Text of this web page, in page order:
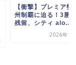
【衝撃】プレミア勢
州制覇に迫る！3勝
残留、シティ alo...
2026年1